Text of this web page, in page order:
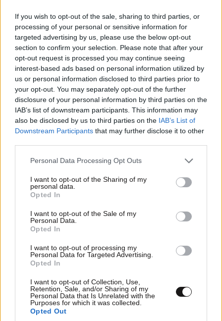
If you wish to opt-out of the sale, sharing to third parties, or
processing of your personal or sensitive information for
targeted advertising by us, please use the below opt-out
section to confirm your selection. Please note that after your
opt-out request is processed you may continue seeing
interest-based ads based on personal information utilized by
us or personal information disclosed to third parties prior to
your opt-out. You may separately opt-out of the further
disclosure of your personal information by third parties on the
IAB’s list of downstream participants. This information may
also be disclosed by us to third parties on the IAB’s List of
Downstream Participants that may further disclose it to other
Please note that this website/app uses one or more Google
not limited to your visit or usage behaviour. You may click to
grant or deny consent to Google and its third-party tags to
use your data for below specified purposes in below Google
consent section.
Personal Data Processing Opt Outs
I want to opt-out of the Sharing of my
personal data.
Opted In
I want to opt-out of the Sale of my
Personal Data.
Opted In
I want to opt-out of processing my
Personal Data for Targeted Advertising.
Opted In
I want to opt-out of Collection, Use,
Retention, Sale, and/or Sharing of my
Personal Data that Is Unrelated with the
Purposes for which it was collected.
Opted Out
μοτοσικλετιστή στη Μύκονο